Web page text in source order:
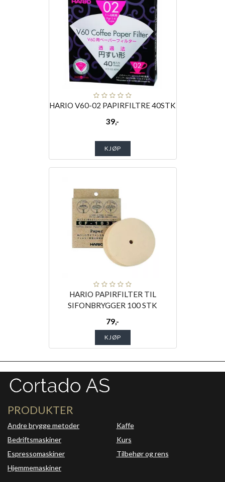
HARIO V60-02 PAPIRFILTRE 40STK
39,-
KJØP
HARIO PAPIRFILTER TIL
SIFONBRYGGER 100 STK
79,-
KJØP
PRODUKTER
Andre brygge metoder
Bedriftsmaskiner
Espressomaskiner
Hjemmemaskiner
Kaffe
Kurs
Tilbehør og rens